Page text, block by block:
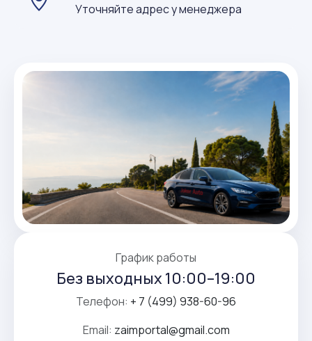
Уточняйте адрес у менеджера
График работы
Без выходных 10:00–19:00
Телефон: + 7 (499) 938-60-96
Email: zaimportal@gmail.com